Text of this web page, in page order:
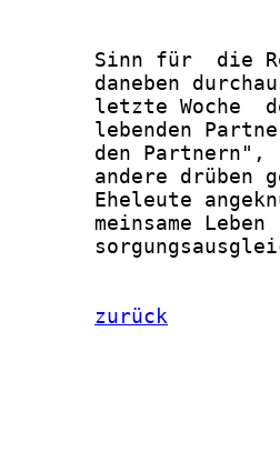
Sinn für  die
daneben
letzte Woche
lebenden
den Partnern",
andere drüben
Eheleute
meinsame Leben
zurück